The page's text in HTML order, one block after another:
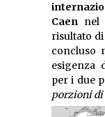
Caen nel
risultato
concluso
esigenza
per i due
porzioni di